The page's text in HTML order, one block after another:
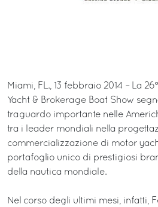
Miami, FL., 13 febbraio 2014 – La
Yacht & Brokerage Boat Show
traguardo importante nelle
tra i leader mondiali nella
commercializzazione di motor
portafoglio unico di prestigiosi
della nautica mondiale.
Nel corso degli ultimi mesi, infatti,